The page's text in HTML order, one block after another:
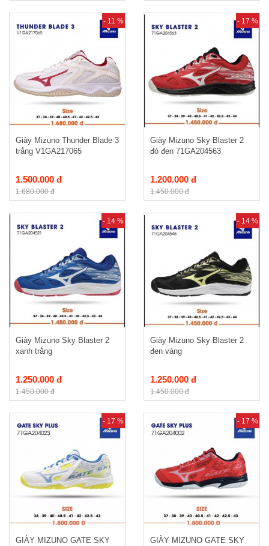
- 11 %
Giày Mizuno Thunder Blade 3
trắng V1GA217065
1.500.000 đ
1.680.000 đ
- 17 %
Giày Mizuno Sky Blaster 2
đỏ đen 71GA204563
1.200.000 đ
1.450.000 đ
- 14 %
Giày Mizuno Sky Blaster 2
xanh trắng
1.250.000 đ
1.450.000 đ
- 14 %
Giày Mizuno Sky Blaster 2
đen vàng
1.250.000 đ
1.450.000 đ
- 17 %
GIÀY MIZUNO GATE SKY
- 17 %
GIÀY MIZUNO GATE SKY